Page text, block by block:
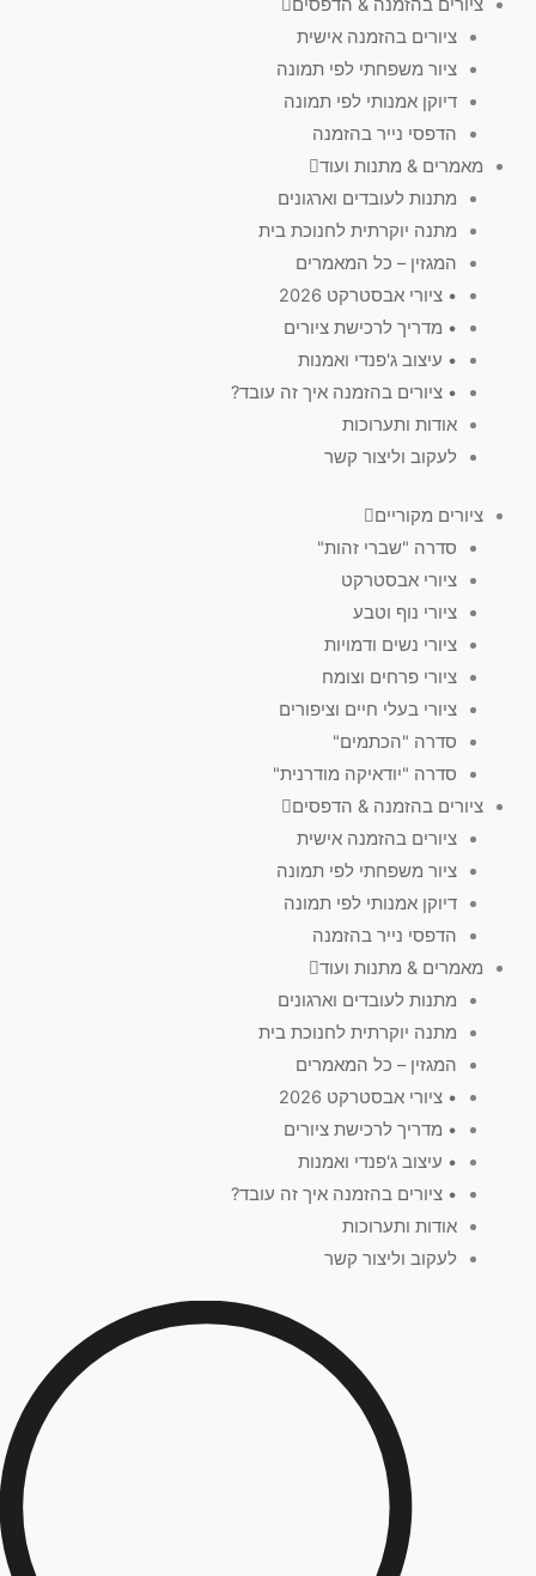
ציורים בהזמנה & הדפסים
ציורים בהזמנה אישית
ציור משפחתי לפי תמונה
דיוקן אמנותי לפי תמונה
הדפסי נייר בהזמנה
מאמרים & מתנות ועוד
מתנות לעובדים וארגונים
מתנה יוקרתית לחנוכת בית
המגזין – כל המאמרים
• ציורי אבסטרקט 2026
• מדריך לרכישת ציורים
• עיצוב ג'פנדי ואמנות
• ציורים בהזמנה איך זה עובד?
אודות ותערוכות
לעקוב וליצור קשר
ציורים מקוריים
סדרה "שברי זהות"
ציורי אבסטרקט
ציורי נוף וטבע
ציורי נשים ודמויות
ציורי פרחים וצומח
ציורי בעלי חיים וציפורים
סדרה "הכתמים"
סדרה "יודאיקה מודרנית"
ציורים בהזמנה & הדפסים
ציורים בהזמנה אישית
ציור משפחתי לפי תמונה
דיוקן אמנותי לפי תמונה
הדפסי נייר בהזמנה
מאמרים & מתנות ועוד
מתנות לעובדים וארגונים
מתנה יוקרתית לחנוכת בית
המגזין – כל המאמרים
• ציורי אבסטרקט 2026
• מדריך לרכישת ציורים
• עיצוב ג'פנדי ואמנות
• ציורים בהזמנה איך זה עובד?
אודות ותערוכות
לעקוב וליצור קשר